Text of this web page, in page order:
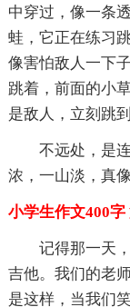
中穿过，像一条
蛙，它正在练习
像害怕敌人一下
跳着，前面的小
是敌人，立刻跳
不远处，是
浓，一山淡，真
小学生作文400字
记得那一天
吉他。我们的老
是这样，当我们